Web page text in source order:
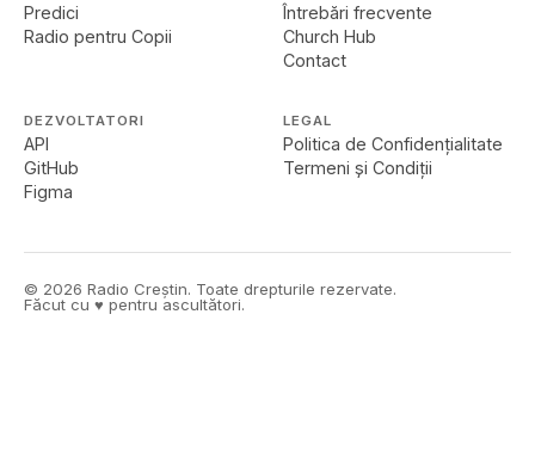
Predici
Radio pentru Copii
Întrebări frecvente
Church Hub
Contact
DEZVOLTATORI
API
GitHub
Figma
LEGAL
Politica de Confidențialitate
Termeni și Condiții
© 2026 Radio Creștin. Toate drepturile rezervate.
Făcut cu ♥ pentru ascultători.